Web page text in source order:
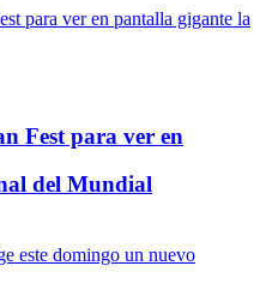
Fest para ver en
del Mundial